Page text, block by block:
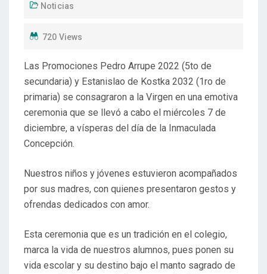
Noticias
720 Views
Las Promociones Pedro Arrupe 2022 (5to de
secundaria) y Estanislao de Kostka 2032 (1ro de
primaria) se consagraron a la Virgen en una emotiva
ceremonia que se llevó a cabo el miércoles 7 de
diciembre, a vísperas del día de la Inmaculada
Concepción.
Nuestros niños y jóvenes estuvieron acompañados
por sus madres, con quienes presentaron gestos y
ofrendas dedicados con amor.
Esta ceremonia que es un tradición en el colegio,
marca la vida de nuestros alumnos, pues ponen su
vida escolar y su destino bajo el manto sagrado de